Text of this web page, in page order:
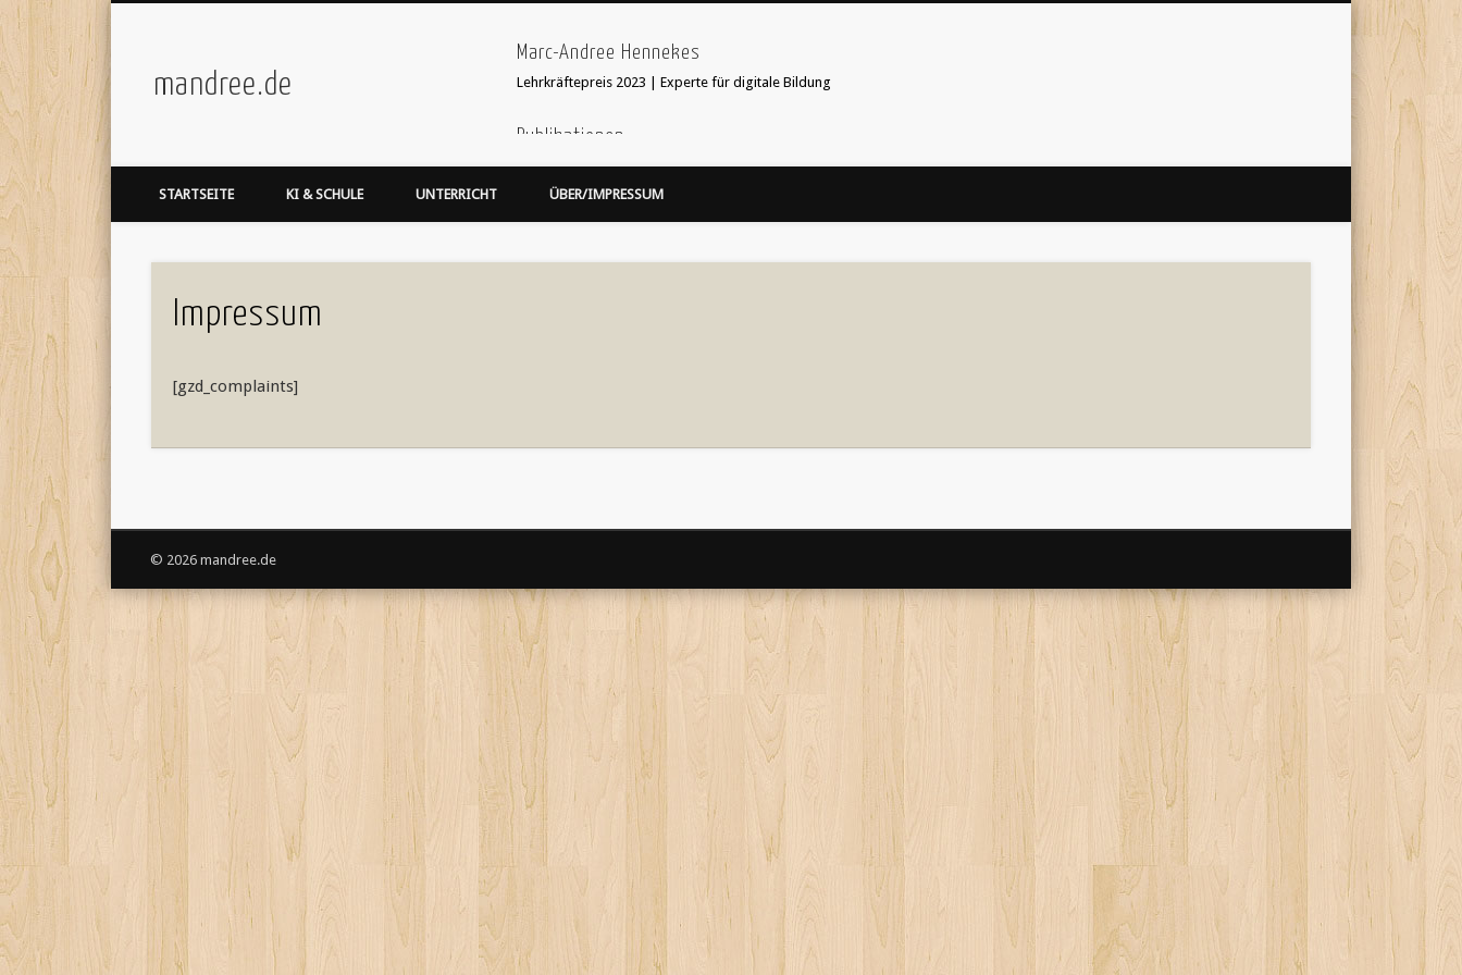
mandree.de
Marc-Andree Hennekes
Lehrkräftepreis 2023 | Experte für digitale Bildung
Publikationen
33 Ideen digitale Medien Englisch - step-by-step webcoach. Recherche im Internet
STARTSEITE KI & SCHULE UNTERRICHT ÜBER/IMPRESSUM
Impressum
[gzd_complaints]
© 2026 mandree.de